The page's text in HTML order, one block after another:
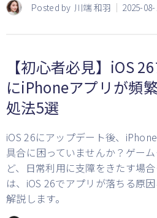
Posted by 川端 和羽 2025-
【初心者必見】iOS
にiPhoneアプリが頻
処法5選
iOS 26にアップデート後、
具合に困っていませんか？ゲー
ど、日常利用に支障をきたす場
は、iOS 26でアプリが落ちる原
解説します。